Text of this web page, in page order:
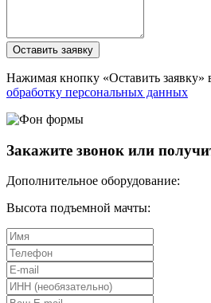
Оставить заявку
Нажимая кнопку «Оставить заявку»
обработку персональных данных
Закажите звонок или
Дополнительное оборудование:
Высота подъемной мачты: